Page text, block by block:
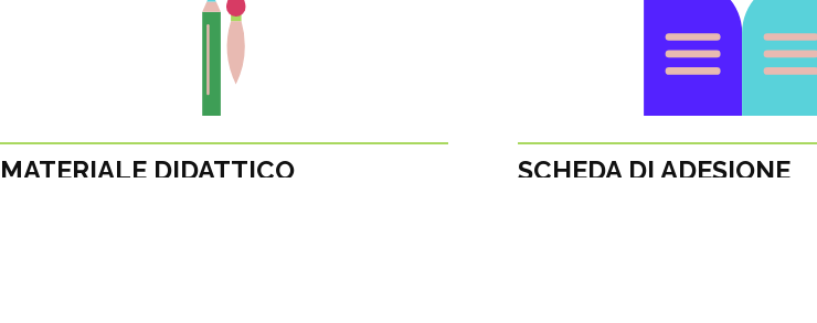
MATERIALE DIDATTICO SCHEDA DI ADESIONE